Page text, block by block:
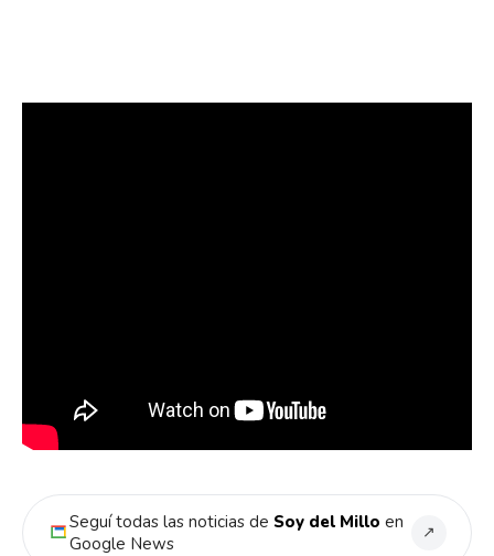
Seguí todas las noticias de Soy del Millo en
Google News
↗